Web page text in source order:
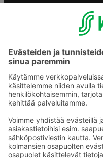
S-ryhmän palvelut
S-ryhmä
Asiakasomistajuus
Yhteishyvä Ruoka -sovellus
S-ostoslista -sovellus
Prisma.fi
Sokos.fi
S-Pankki
Yhteishyvä
Sokos Hotels
Raflaamo